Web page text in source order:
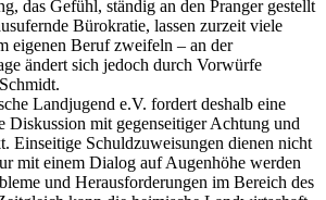
das Gefühl, ständig an den Pranger gestellt
Bürokratie, lassen zurzeit viele
eigenen Beruf zweifeln – an der
ändert sich jedoch durch Vorwürfe
Landjugend e.V. fordert deshalb eine
Diskussion mit gegenseitiger Achtung und
Einseitige Schuldzuweisungen dienen nicht
mit einem Dialog auf Augenhöhe werden
und Herausforderungen im Bereich des